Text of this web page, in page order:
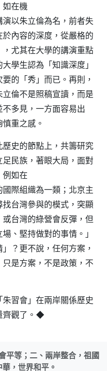
如在機
以朱立倫為名，前者失
內容的深度，從嚴格的
尤其在大學的講演重點
學生認為「知識深度」
的「秀」而已。再則，
倫不是照稿宣讀，而是
多見，一方面容易出
重之感。
史的節點上，共籌研究
民族，著眼大局，面對
例如在
際組織為一類；北京主
台灣參與的模式，突顯
或台灣的綠營會反彈，但
、堅持做對的事情。」
？更不說，任何方案，
是方案，不是政策，不
習會」在兩岸關係歷史
齊觀了。◆
平等；二、兩岸整合，祖國
，世界和平。